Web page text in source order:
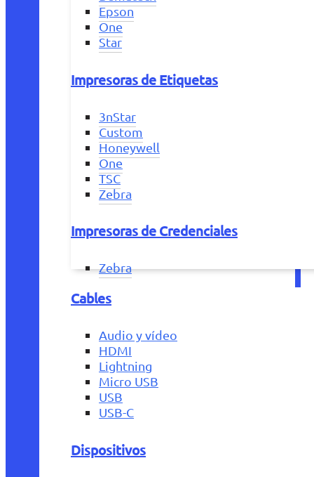
Epson
One
Star
Impresoras de Etiquetas
3nStar
Custom
Honeywell
One
TSC
Zebra
Impresoras de Credenciales
Zebra
Cables
Audio y vídeo
HDMI
Lightning
Micro USB
USB
USB-C
Dispositivos